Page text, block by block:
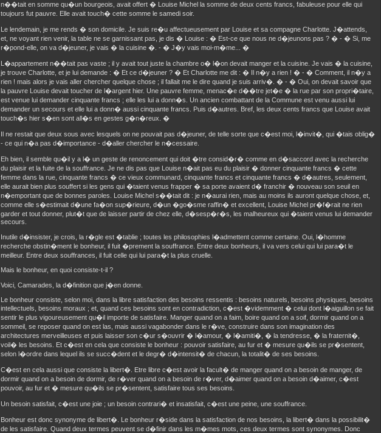
n��tait en somme qu�un bourgeois, avait offert � Louise Michel la somme de deux cents francs, fabuleuse pour elle qui
toujours fut pauvre. Elle avait touch� cette somme le samedi soir.
Le lendemain, je me rends � son domicile. Je suis re�u affectueusement par Louise et sa compagne Charlotte. J�attends,
et, ne voyant rien venir, la table ne se garnissant pas, je dis � Louise : � Est-ce que nous ne d�jeunons pas ? � - � Si, me
r�pond-elle, on va d�jeuner, je vais � la cuisine �. - � J�y vais moi-m�me... �
L�appartement n��tait pas vaste ; il y avait tout juste la chambre o� l�on devait manger et la cuisine. Je vais � la cuisine,
je trouve Charlotte, et je lui demande : � Et ce d�jeuner ? � Et Charlotte me dit : � Il n�y a rien ! � - � Comment, il n�y a
rien ! mais alors je vais aller chercher quelque chose ; il fallait me le dire quand je suis arriv�. � - � Oui, on devait savoir que
la pauvre Louise devait toucher de l�argent hier. Une pauvre femme, menac�e d��tre jet�e � la rue par son propri�taire,
est venue lui demander cinquante francs ; elle les lui a donn�s. Un ancien combattant de la Commune est venu aussi lui
demander un secours et elle lui a donn� aussi cinquante francs. Puis d�autres. Bref, les deux cents francs que Louise avait
touch�s hier s�en sont all�s en gestes g�n�reux. �
Il ne restait que deux sous avec lesquels on ne pouvait pas d�jeuner, de telle sorte que c�est moi, l�invit�, qui �tais oblig�
- ce qui n�a pas d�importance - d�aller chercher le n�cessaire.
Eh bien, il semble qu�il y a l� un geste de renoncement qui doit �tre consid�r� comme en d�saccord avec la recherche
du plaisir et la fuite de la souffrance. Je ne dis pas que Louise n�ait pas eu du plaisir � donner cinquante francs � cette
femme dans la rue, cinquante francs � ce vieux communard, cinquante francs et cinquante francs � d�autres, seulement,
elle aurait bien plus souffert si les gens qui �taient venus frapper � sa porte avaient d� franchir � nouveau son seuil en
n�emportant que de bonnes paroles. Louise Michel s��tait dit : je n�aurai rien, mais au moins ils auront quelque chose, et,
comme elle s�estimait d�une fa�on sup�rieure, d�un �go�sme raffin� et excellent, Louise Michel pr�f�rait ne rien
garder et tout donner, plut�t que de laisser partir de chez elle, d�sesp�r�s, les malheureux qui �taient venus lui demander
secours.
Inutile d�insister, je crois, la r�gle est �tablie ; toutes les philosophies l�admettent comme certaine. Oui, l�homme
recherche obstin�ment le bonheur, il fuit �prement la souffrance. Entre deux bonheurs, il va vers celui qui lui para�t le
meilleur. Entre deux souffrances, il fuit celle qui lui para�t la plus cruelle.
Mais le bonheur, en quoi consiste-t-il ?
Voici, Camarades, la d�finition que j�en donne.
Le bonheur consiste, selon moi, dans la libre satisfaction des besoins ressentis : besoins naturels, besoins physiques, besoins
intellectuels, besoins moraux ; et, quand ces besoins sont en contradiction, c�est �videmment � celui dont l�aiguillon se fait
sentir le plus vigoureusement qu�il importe de satisfaire. Manger quand on a faim, boire quand on a soif, dormir quand on a
sommeil, se reposer quand on est las, mais aussi vagabonder dans le r�ve, construire dans son imagination des
architectures merveilleuses et puis laisser son c�ur s�ouvrir � l�amour, � l�amiti�, � la tendresse, � la fraternit�,
voil� les besoins. Et c�est en cela que consiste le bonheur : pouvoir satisfaire, au fur et � mesure qu�ils se pr�sentent,
selon l�ordre dans lequel ils se succ�dent et le degr� d�intensit� de chacun, la totalit� de ses besoins.
C�est en cela aussi que consiste la libert�. Etre libre c�est avoir la facult� de manger quand on a besoin de manger, de
dormir quand on a besoin de dormir, de r�ver quand on a besoin de r�ver, d�aimer quand on a besoin d�aimer, c�est
pouvoir, au fur et � mesure qu�ils se pr�sentent, satisfaire tous ses besoins.
Un besoin satisfait, c�est une joie ; un besoin contrari� et insatisfait, c�est une peine, une souffrance.
Bonheur est donc synonyme de libert�. Le bonheur r�side dans la satisfaction de nos besoins, la libert� dans la possibilit�
de les satisfaire. Quand deux termes peuvent se d�finir dans les m�mes mots, ces deux termes sont synonymes. Donc